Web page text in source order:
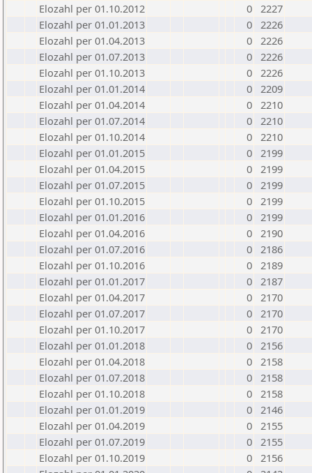
Elozahl per 01.10.2012
0 2227
Elozahl per 01.01.2013
0 2226
Elozahl per 01.04.2013
0 2226
Elozahl per 01.07.2013
0 2226
Elozahl per 01.10.2013
0 2226
Elozahl per 01.01.2014
0 2209
Elozahl per 01.04.2014
0 2210
Elozahl per 01.07.2014
0 2210
Elozahl per 01.10.2014
0 2210
Elozahl per 01.01.2015
0 2199
Elozahl per 01.04.2015
0 2199
Elozahl per 01.07.2015
0 2199
Elozahl per 01.10.2015
0 2199
Elozahl per 01.01.2016
0 2199
Elozahl per 01.04.2016
0 2190
Elozahl per 01.07.2016
0 2186
Elozahl per 01.10.2016
0 2189
Elozahl per 01.01.2017
0 2187
Elozahl per 01.04.2017
0 2170
Elozahl per 01.07.2017
0 2170
Elozahl per 01.10.2017
0 2170
Elozahl per 01.01.2018
0 2156
Elozahl per 01.04.2018
0 2158
Elozahl per 01.07.2018
0 2158
Elozahl per 01.10.2018
0 2158
Elozahl per 01.01.2019
0 2146
Elozahl per 01.04.2019
0 2155
Elozahl per 01.07.2019
0 2155
Elozahl per 01.10.2019
0 2156